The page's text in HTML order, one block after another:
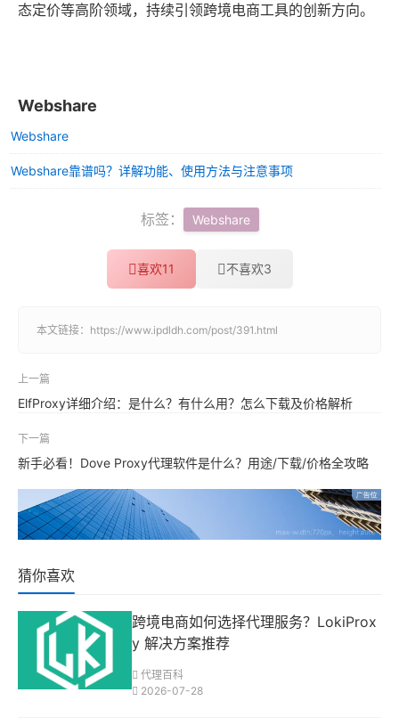
态定价等高阶领域，持续引领跨境电商工具的创新方向。
Webshare
Webshare
Webshare靠谱吗？详解功能、使用方法与注意事项
标签： Webshare
喜欢11 不喜欢3
本文链接： https://www.ipdldh.com/post/391.html
上一篇
ElfProxy详细介绍：是什么？有什么用？怎么下载及价格解析
下一篇
新手必看！Dove Proxy代理软件是什么？用途/下载/价格全攻略
猜你喜欢
跨境电商如何选择代理服务？LokiProx
y 解决方案推荐
代理百科
2026-07-28